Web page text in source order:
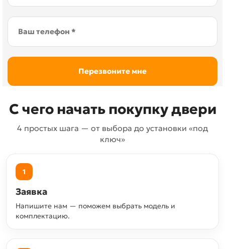
С чего начать покупку двери
4 простых шага — от выбора до установки «под
ключ»
1
Заявка
Напишите нам — поможем выбрать модель и
комплектацию.